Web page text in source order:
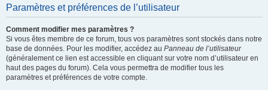
Paramètres et préférences de l’utilisateur
Comment modifier mes paramètres ?
Si vous êtes membre de ce forum, tous vos paramètres sont stockés dans notre
base de données. Pour les modifier, accédez au Panneau de l’utilisateur
(généralement ce lien est accessible en cliquant sur votre nom d’utilisateur en
haut des pages du forum). Cela vous permettra de modifier tous les
paramètres et préférences de votre compte.